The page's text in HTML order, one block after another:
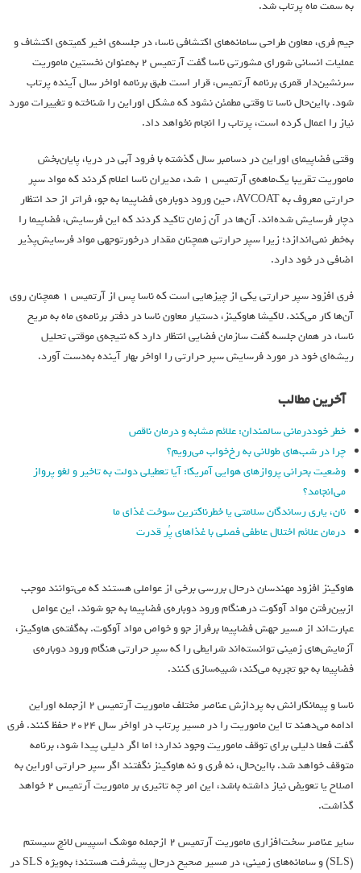
به سمت ماه پرتاب شد.
جیم فری، معاون طراحی سامانه‌های اکتشافی ناسا، در جلسه‌ی اخیر کمیته‌ی اکتشاف و
عملیات انسانی شورای مشورتی ناسا گفت آرتمیس ۲ به‌عنوان نخستین ماموریت
سرنشین‌دار قمری برنامه آرتمیس، قرار است طبق برنامه اواخر سال آینده پرتاب
شود. بااین‌حال ناسا تا وقتی مطمئن نشود که مشکل اوراین را شناخته و تغییرات مورد
نیاز را اعمال کرده است، پرتاب را انجام نخواهد داد.
وقتی فضاپیمای اوراین در دسامبر سال گذشته با فرود آبی در دریا، پایان‌بخش
ماموریت تقریبا یک‌ماهه‌ی آرتمیس ۱ شد، مدیران ناسا اعلام کردند که مواد سپر
حرارتی معروف به AVCOAT، حین ورود دوباره‌ی فضاپیما به جو، فراتر از حد انتظار
دچار فرسایش شده‌اند. آن‌ها در آن زمان تاکید کردند که این فرسایش، فضاپیما را
به‌خطر نمی‌اندازد؛ زیرا سپر حرارتی همچنان مقدار درخورتوجهی مواد فرسایش‌پذیر
اضافی در خود دارد.
فری افزود سپر حرارتی یکی از چیزهایی است که ناسا پس از آرتمیس ۱ همچنان روی
آن‌ها کار می‌کند. لاکیشا هاوکینز، دستیار معاون ناسا در دفتر برنامه‌ی ماه به مریخ
ناسا، در همان جلسه گفت سازمان فضایی انتظار دارد که نتیجه‌ی موقتی تحلیل
ریشه‌ای خود در مورد فرسایش سپر حرارتی را اواخر بهار آینده به‌دست آورد.
آخرین مطالب
خطر خوددرمانی سالمندان: علائم مشابه و درمان ناقص
چرا در شب‌های طولانی به رخ‌خواب می‌رویم؟
وضعیت بحرانی پروازهای هوایی آمریکا: آیا تعطیلی دولت به تاخیر و لغو پرواز
می‌انجامد؟
نان، یاری رساندگان سلامتی یا خطرناکترین سوخت غذای ما
درمان علائم اختلال عاطفی فصلی با غذاهای پُر قدرت
هاوکینز افزود مهندسان درحال بررسی برخی از عواملی هستند که می‌توانند موجب
ازبین‌رفتن مواد آوکوت درهنگام ورود دوباره‌ی فضاپیما به جو شوند. این عوامل
عبارت‌اند از مسیر جهش فضاپیما برفراز جو و خواص مواد آوکوت. به‌گفته‌ی هاوکینز،
آزمایش‌های زمینی توانسته‌اند شرایطی را که سپر حرارتی هنگام ورود دوباره‌ی
فضاپیما به جو تجربه می‌کند، شبیه‌سازی کنند.
ناسا و پیمانکارانش به پردازش عناصر مختلف ماموریت آرتمیس ۲ ازجمله اوراین
ادامه می‌دهند تا این ماموریت را در مسیر پرتاب در اواخر سال ۲۰۲۴ حفظ کنند. فری
گفت فعلا دلیلی برای توقف ماموریت وجود ندارد؛ اما اگر دلیلی پیدا شود، برنامه
متوقف خواهد شد. بااین‌حال، نه فری و نه هاوکینز نگفتند اگر سپر حرارتی اوراین به
اصلاح یا تعویض نیاز داشته باشد، این امر چه تاثیری بر ماموریت آرتمیس ۲ خواهد
گذاشت.
سایر عناصر سخت‌افزاری ماموریت آرتمیس ۲ ازجمله موشک اسپیس لانچ سیستم
(SLS) و سامانه‌های زمینی، در مسیر صحیح درحال پیشرفت هستند؛ به‌ویژه SLS در